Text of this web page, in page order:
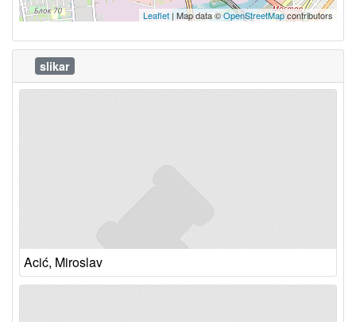
Leaflet | Map data ©OpenStreetMapcontributors
slikar
Acić, Miroslav